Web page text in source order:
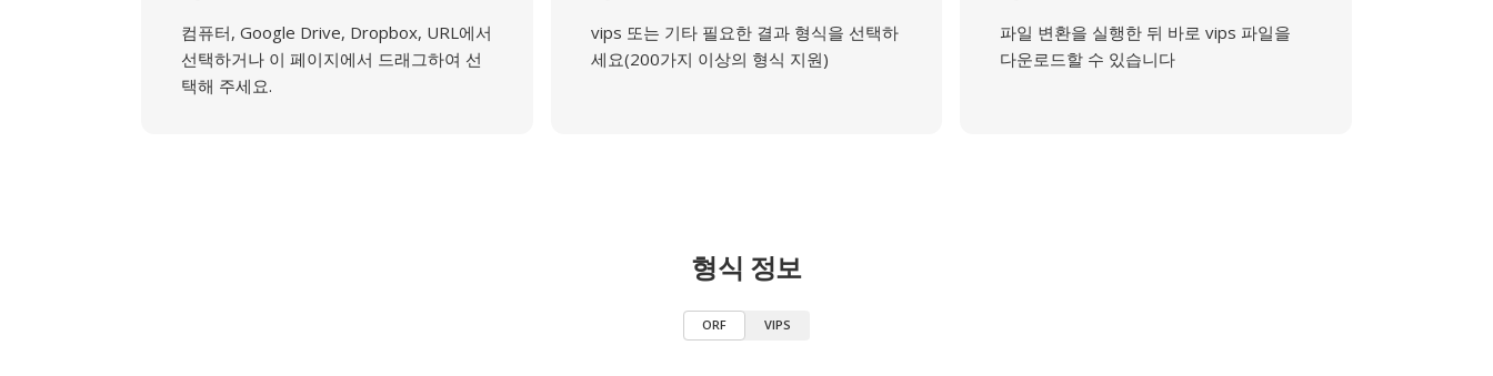
컴퓨터, Google Drive, Dropbox, URL에서
선택하거나 이 페이지에서 드래그하여 선
택해 주세요.
vips 또는 기타 필요한 결과 형식을 선택하
세요(200가지 이상의 형식 지원)
파일 변환을 실행한 뒤 바로 vips 파일을
다운로드할 수 있습니다
형식 정보
ORF VIPS